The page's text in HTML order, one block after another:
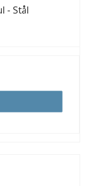
- Stål